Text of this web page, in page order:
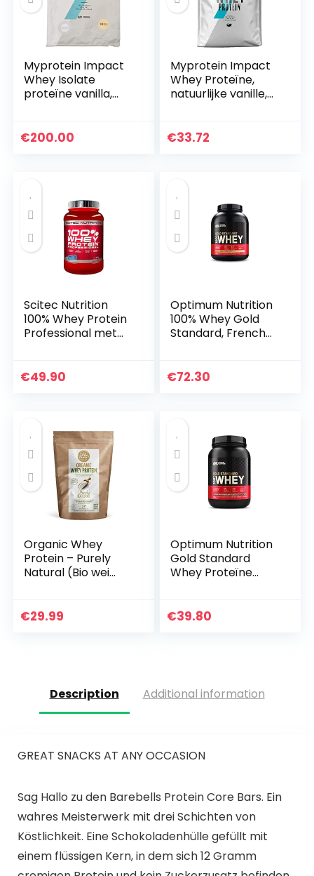
Myprotein Impact
Whey Isolate
proteïne vanilla,
€200.00
Myprotein Impact
Whey Proteïne,
natuurlijke vanille,
€33.72
Scitec Nutrition
100% Whey Protein
Professional met
spijsverteringsenzy
€49.90
Optimum Nutrition
100% Whey Gold
Standard, French
€72.30
Organic Whey
Protein – Purely
Natural (Bio wei
Gras Gevoerde
€29.99
Optimum Nutrition
Gold Standard
Whey Proteïne
Herstel met
€39.80
Description Additional information
GREAT SNACKS AT ANY OCCASION
Sag Hallo zu den Barebells Protein Core Bars. Ein
wahres Meisterwerk mit drei Schichten von
Köstlichkeit. Eine Schokoladenhülle gefüllt mit
einem flüssigen Kern, in dem sich 12 Gramm